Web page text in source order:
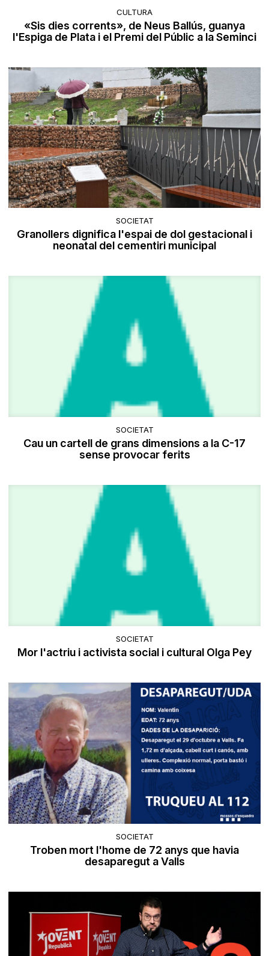
CULTURA
«Sis dies corrents», de Neus Ballús, guanya
l'Espiga de Plata i el Premi del Públic a la Seminci
SOCIETAT
​Granollers dignifica l'espai de dol gestacional i
neonatal del cementiri municipal
SOCIETAT
Cau un cartell de grans dimensions a la C-17
sense provocar ferits
SOCIETAT
Mor l'actriu i activista social i cultural Olga Pey
SOCIETAT
Troben mort l'home de 72 anys que havia
desaparegut a Valls